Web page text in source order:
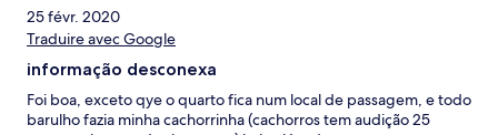
25 févr. 2020
Traduire avec Google
informação desconexa
Foi boa, exceto qye o quarto fica num local de passagem, e todo
barulho fazia minha cachorrinha (cachorros tem audição 25